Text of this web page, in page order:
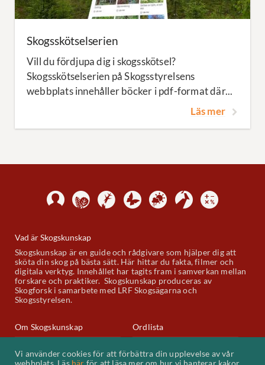
Skogsskötselserien
Vill du fördjupa dig i skogsskötsel?
Skogsskötselserien på Skogsstyrelsens
webbplats innehåller böcker i pdf-format där...
Läs mer
Vad är Skogskunskap
Skogskunskap är en guide och rådgivare som hjälper dig att
sköta din skog på bästa sätt. Här hittar du fakta, filmer och
digitala verktyg. Innehållet har tagits fram i samverkan mellan
forskare och praktiker. Skogskunskap produceras av
Skogforsk i samarbete med LRF Skogsägarna och
Skogsstyrelsen.
Om Skogskunskap Ordlista
Vi använder cookies för att förbättra din upplevelse av vår
webbplats. Läs här för att läsa mer om hur vi hanterar kakor